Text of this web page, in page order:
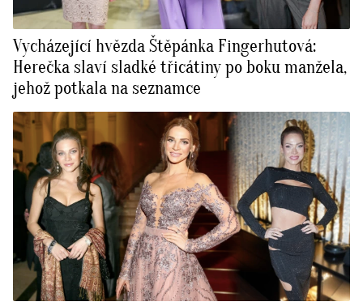
Vycházející hvězda Štěpánka Fingerhutová:
Herečka slaví sladké třicátiny po boku manžela,
jehož potkala na seznamce